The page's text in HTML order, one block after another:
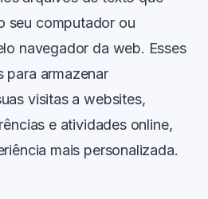
seu computador ou
navegador da web. Esses
para armazenar
visitas a websites,
e atividades online,
mais personalizada.